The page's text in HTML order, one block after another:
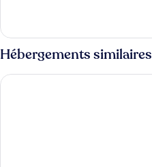
2
chambres,
balcon,
vue
le
type
de
chambre
Chambre
Hébergements similaires
Kloosterhotel de Soete Moeder